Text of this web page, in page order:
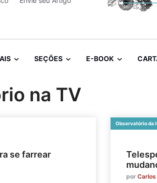
SEÇÕES E-BOOK
na TV
se farrear
Observatório da
por